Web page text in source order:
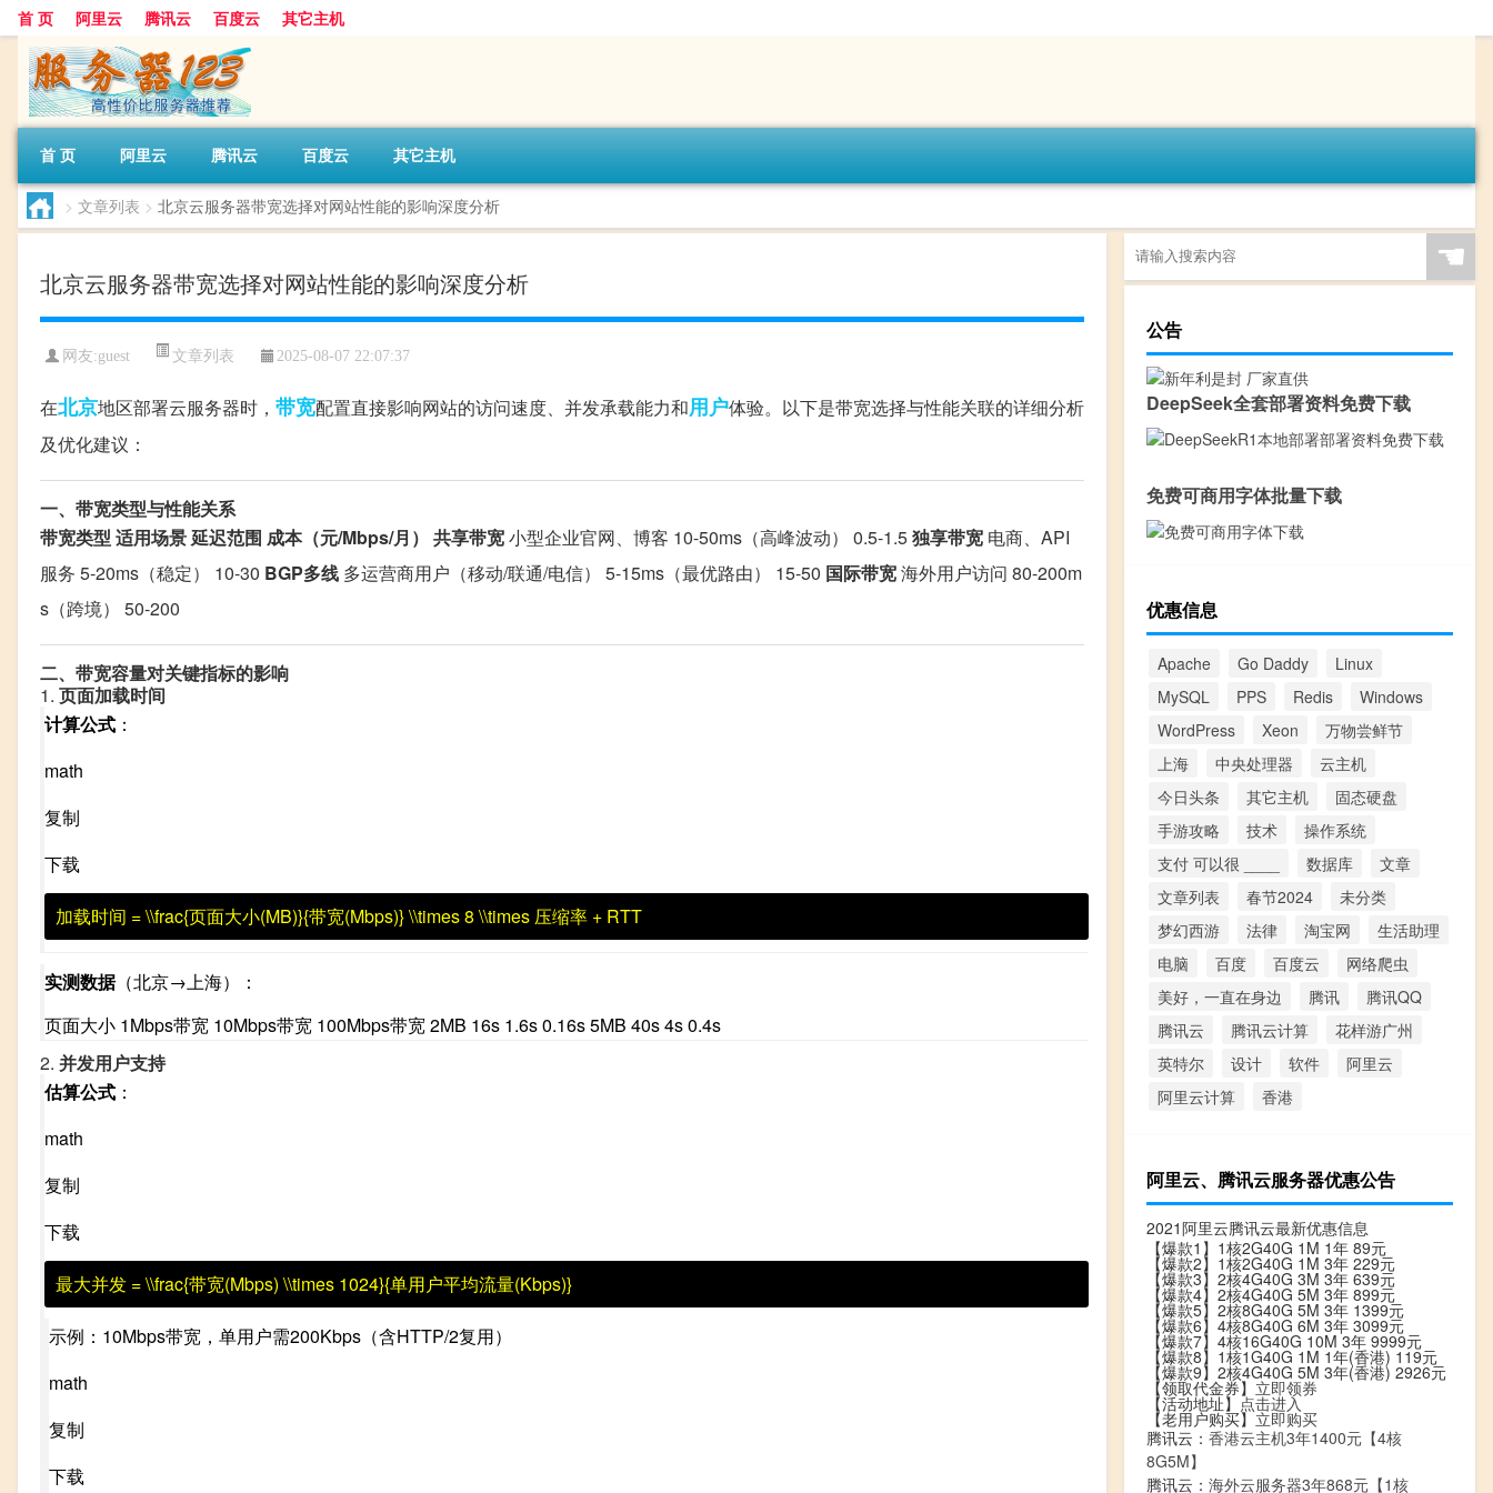
首 页 阿里云 腾讯云 百度云 其它主机
首 页 阿里云 腾讯云 百度云 其它主机
> 文章列表 > 北京云服务器带宽选择对网站性能的影响深度分析
北京云服务器带宽选择对网站性能的影响深度分析
网友:guest 文章列表 2025-08-07 22:07:37
在北京地区部署云服务器时， 带宽配置直接影响网站的访问速度、并发承载能力和用户体验。以下是带宽选择与性能关联的详细分析
及优化建议：
一、带宽类型与性能关系
带宽类型 适用场景延迟范围 成本（元/Mbps/月） 共享带宽小型企业官网、博客 10-50ms（高峰波动） 0.5-1.5独享带宽 电商、API
服务 5-20ms（稳定） 10-30 BGP多线 多运营商用户（移动/联通/电信） 5-15ms（最优路由） 15-50 国际带宽海外用户访问 80-200m
s（跨境） 50-200
二、带宽容量对关键指标的影响
1. 页面加载时间
计算公式 ：
math
复制
下载
加载时间 = \\frac{页面大小(MB)}{带宽(Mbps)} \\times 8 \\times 压缩率 + RTT
实测数据（北京→上海）：
页面大小 1Mbps带宽 10Mbps带宽 100Mbps带宽 2MB 16s 1.6s 0.16s 5MB 40s 4s 0.4s
2. 并发用户支持
估算公式 ：
math
复制
下载
最大并发 = \\frac{带宽(Mbps) \\times 1024}{单用户平均流量(Kbps)}
示例：10Mbps带宽，单用户需200Kbps（含HTTP/2复用）
math
复制
下载
☚
公告
DeepSeek全套部署资料免费下载
免费可商用字体批量下载
优惠信息
Apache Go Daddy
Linux
MySQL
PPS Redis
Windows
WordPress
Xeon
万物尝鲜节
上海
中央处理器
云主机
今日头条
其它主机
固态硬盘
手游攻略
技术
操作系统
支付 可以很 ____
数据库
文章
文章列表
春节2024
未分类
梦幻西游
法律 淘宝网
生活助理
电脑
百度 百度云
网络爬虫
美好，一直在身边
腾讯
腾讯QQ
腾讯云
腾讯云计算
花样游广州
英特尔
设计 软件
阿里云
阿里云计算
香港
阿里云、腾讯云服务器优惠公告
2021阿里云腾讯云最新优惠信息
【爆款1】1核2G40G 1M 1年 89元
【爆款2】1核2G40G 1M 3年 229元
【爆款3】2核4G40G 3M 3年 639元
【爆款4】2核4G40G 5M 3年 899元
【爆款5】2核8G40G 5M 3年 1399元
【爆款6】4核8G40G 6M 3年 3099元
【爆款7】4核16G40G 10M 3年 9999元
【爆款8】1核1G40G 1M 1年(香港) 119元
【爆款9】2核4G40G 5M 3年(香港) 2926元
【领取代金券】 立即领券
【活动地址】 点击进入
【老用户购买】立即购买
腾讯云： 香港云主机3年1400元【4核
8G5M】
腾讯云： 海外云服务器3年868元【1核